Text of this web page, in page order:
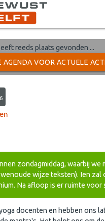
reeds plaats gevonden ...
AGENDA VOOR ACTUELE
zondagmiddag, waarbij we
wijze teksten). Ien zal
Na afloop is er ruimte voor
docenten en hebben ons